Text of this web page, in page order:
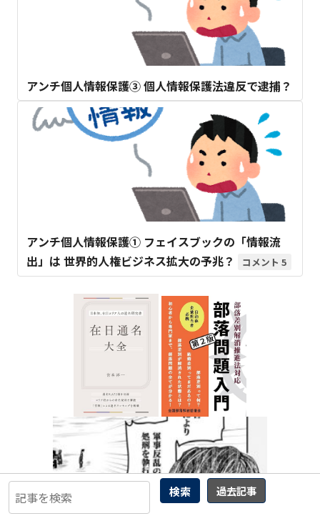
検索 過去記事
アンチ個人情報保護③ 個人情報保護法違反で逮捕？
アンチ個人情報保護① フェイスブックの「情報流
出」は 世界的人権ビジネス拡大の予兆？
5